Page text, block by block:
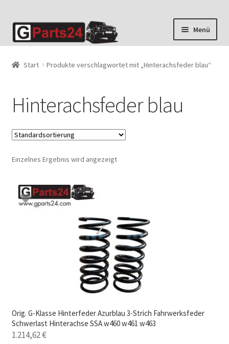
Zur
Navigation
Zum
Inhalt
Menü
Start Produkte verschlagwortet mit „Hinterachsfeder blau“
Hinterachsfeder blau
Einzelnes Ergebnis wird angezeigt
Orig. G-Klasse Hinterfeder Azurblau 3-Strich Fahrwerksfeder
Schwerlast Hinterachse SSA w460 w461 w463
1.214,62€